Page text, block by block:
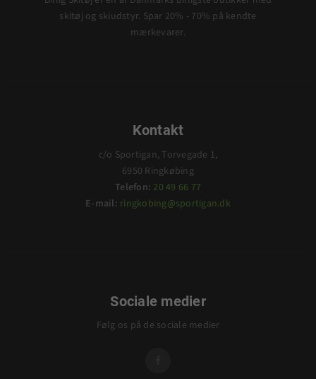
skitøj og skiudstyr. Spar 20% - 70% på kendte
mærkevarer.
Kontakt
c/o Sportigan, Torvegade 1,
6950 Ringkøbing
Telefon: 20 49 66 77
E-mail: ringkobing@sportigan.dk
Sociale medier
Følg os på de sociale medier